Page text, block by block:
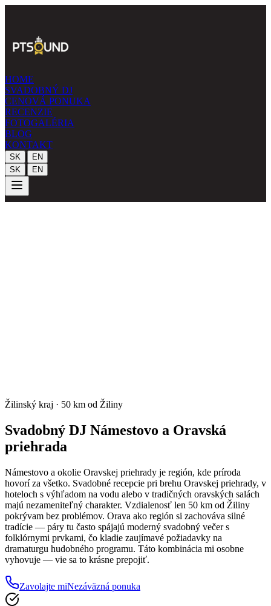
HOME
SVADOBNÝ DJ
CENOVÁ PONUKA
RECENZIE
FOTOGALÉRIA
BLOG
KONTAKT
SK |
EN
SK | EN
Žilinský kraj · 50 km od Žiliny
Svadobný DJ Námestovo a Oravská
priehrada
Námestovo a okolie Oravskej priehrady je región, kde príroda
hovorí za všetko. Svadobné recepcie pri brehu Oravskej priehrady, v
hoteloch s výhľadom na vodu alebo v tradičných oravských salách
majú nezameniteľný charakter. Vzdialenosť len 50 km od Žiliny
pokrývam bez problémov. Orava ako región si zachováva silné
tradície — páry tu často spájajú moderný svadobný večer s
folklórnymi prvkami, čo kladie zaujímavé požiadavky na
dramaturgu hudobného programu. Táto kombinácia mi osobne
vyhovuje — vie sa to krásne prepojiť.
Zavolajte miNezáväzná ponuka